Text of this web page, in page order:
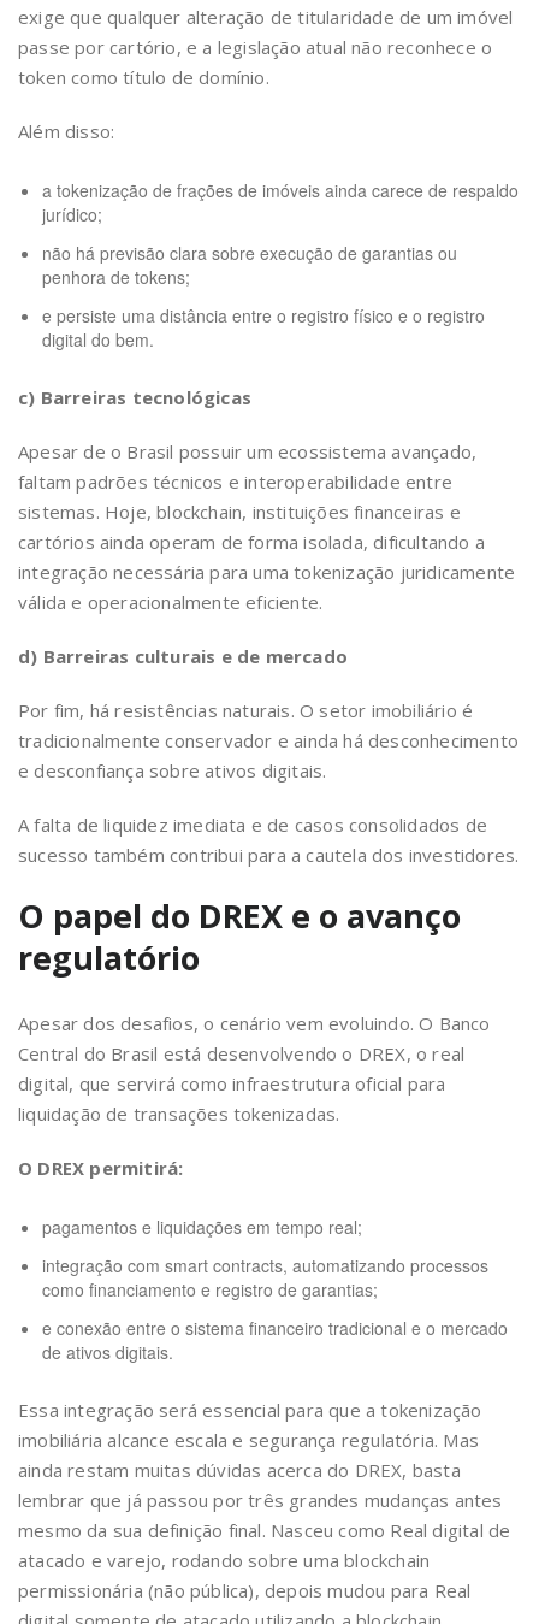
exige que qualquer alteração de titularidade de um imóvel
passe por cartório, e a legislação atual não reconhece o
token como título de domínio.
Além disso:
a tokenização de frações de imóveis ainda carece de respaldo
jurídico;
não há previsão clara sobre execução de garantias ou
penhora de tokens;
e persiste uma distância entre o registro físico e o registro
digital do bem.
c) Barreiras tecnológicas
Apesar de o Brasil possuir um ecossistema avançado,
faltam padrões técnicos e interoperabilidade entre
sistemas. Hoje, blockchain, instituições financeiras e
cartórios ainda operam de forma isolada, dificultando a
integração necessária para uma tokenização juridicamente
válida e operacionalmente eficiente.
d) Barreiras culturais e de mercado
Por fim, há resistências naturais. O setor imobiliário é
tradicionalmente conservador e ainda há desconhecimento
e desconfiança sobre ativos digitais.
A falta de liquidez imediata e de casos consolidados de
sucesso também contribui para a cautela dos investidores.
O papel do DREX e o avanço
regulatório
Apesar dos desafios, o cenário vem evoluindo. O Banco
Central do Brasil está desenvolvendo o DREX, o real
digital, que servirá como infraestrutura oficial para
liquidação de transações tokenizadas.
O DREX permitirá:
pagamentos e liquidações em tempo real;
integração com smart contracts, automatizando processos
como financiamento e registro de garantias;
e conexão entre o sistema financeiro tradicional e o mercado
de ativos digitais.
Essa integração será essencial para que a tokenização
imobiliária alcance escala e segurança regulatória. Mas
ainda restam muitas dúvidas acerca do DREX, basta
lembrar que já passou por três grandes mudanças antes
mesmo da sua definição final. Nasceu como Real digital de
atacado e varejo, rodando sobre uma blockchain
permissionária (não pública), depois mudou para Real